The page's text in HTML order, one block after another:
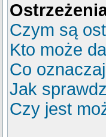
Czym są
Kto może
Co
Jak
Czy jest